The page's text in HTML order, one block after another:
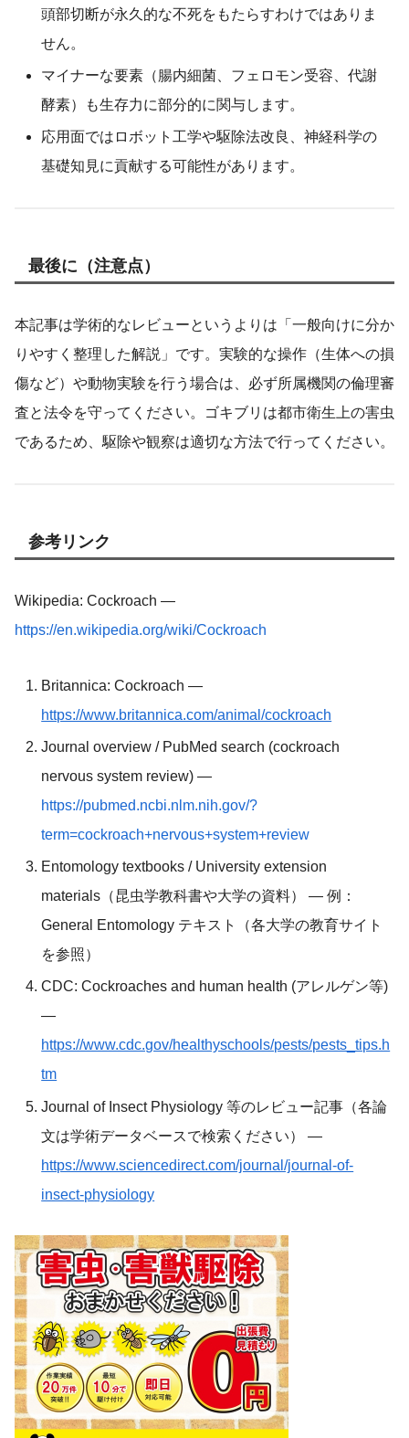
頭部切断が永久的な不死をもたらすわけではありま
せん。
マイナーな要素（腸内細菌、フェロモン受容、代謝
酵素）も生存力に部分的に関与します。
応用面ではロボット工学や駆除法改良、神経科学の
基礎知見に貢献する可能性があります。
最後に（注意点）
本記事は学術的なレビューというよりは「一般向けに分か
りやすく整理した解説」です。実験的な操作（生体への損
傷など）や動物実験を行う場合は、必ず所属機関の倫理審
査と法令を守ってください。ゴキブリは都市衛生上の害虫
であるため、駆除や観察は適切な方法で行ってください。
参考リンク
Wikipedia: Cockroach —
https://en.wikipedia.org/wiki/Cockroach
Britannica: Cockroach —
https://www.britannica.com/animal/cockroach
Journal overview / PubMed search (cockroach
nervous system review) —
https://pubmed.ncbi.nlm.nih.gov/?
term=cockroach+nervous+system+review
Entomology textbooks / University extension
materials（昆虫学教科書や大学の資料） — 例：
General Entomology テキスト（各大学の教育サイト
を参照）
CDC: Cockroaches and human health (アレルゲン等)
—
https://www.cdc.gov/healthyschools/pests/pests_tips.h
tm
Journal of Insect Physiology 等のレビュー記事（各論
文は学術データベースで検索ください） —
https://www.sciencedirect.com/journal/journal-of-
insect-physiology